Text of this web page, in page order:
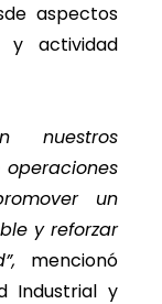
aspectos
y actividad
nuestros
un
y reforzar
mencionó
Industrial y